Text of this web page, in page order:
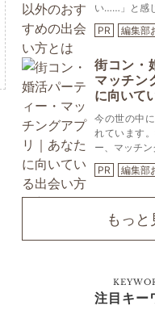
い……」と感
PR
編集部
街コン・
マッチン
に向いて
今の世の中
れています
ー、マッチ
PR
編集部
もっと
注目キー